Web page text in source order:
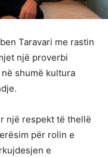
Taravari me rastin
një proverbi
shumë kultura
një respekt të thellë
për rolin e
e